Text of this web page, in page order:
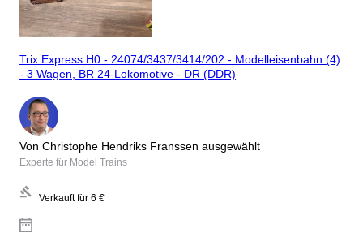
Trix Express H0 - 24074/3437/3414/202 - Modelleisenbahn (4)
- 3 Wagen, BR 24-Lokomotive - DR (DDR)
Von Christophe Hendriks Franssen ausgewählt
Experte für Model Trains
Verkauft für 6 €